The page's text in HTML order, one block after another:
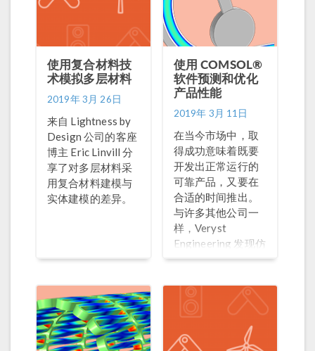
使用复合材料技
术模拟多层材料
2019年 3月 26日
来自 Lightness by
Design 公司的客座
博主 Eric Linvill 分
享了对多层材料采
用复合材料建模与
实体建模的差异。
使用 COMSOL®
软件预测和优化
产品性能
2019年 3月 11日
在当今市场中，取
得成功意味着既要
开发出正常运行的
可靠产品，又要在
合适的时间推出。
与许多其他公司一
样，Veryst
Engineering 发现仿
真是一种有效的工
作或制造之前研究
产品内部，确保设
计符合规范。